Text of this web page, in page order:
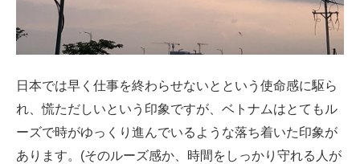
日本では早く仕事を終わらせないとという使命感に駆ら
れ、慌ただしいという印象ですが、ベトナムはとてもル
ーズで時がゆっくり進んでいるような落ち着いた印象が
あります。(そのルーズ感か、時間をしっかり守れる人が